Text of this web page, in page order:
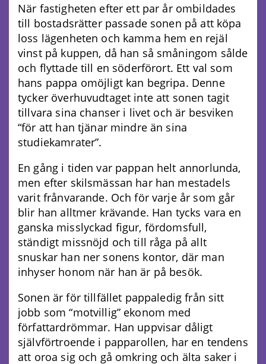
När fastigheten efter ett par år ombildades
till bostadsrätter passade sonen på att köpa
loss lägenheten och kamma hem en rejäl
vinst på kuppen, då han så småningom sålde
och flyttade till en söderförort. Ett val som
hans pappa omöjligt kan begripa. Denne
tycker överhuvudtaget inte att sonen tagit
tillvara sina chanser i livet och är besviken
“för att han tjänar mindre än sina
studiekamrater”.
En gång i tiden var pappan helt annorlunda,
men efter skilsmässan har han mestadels
varit frånvarande. Och för varje år som går
blir han alltmer krävande. Han tycks vara en
ganska misslyckad figur, fördomsfull,
ständigt missnöjd och till råga på allt
snuskar han ner sonens kontor, där man
inhyser honom när han är på besök.
Sonen är för tillfället pappaledig från sitt
jobb som “motvillig” ekonom med
författardrömmar. Han uppvisar dåligt
självförtroende i papparollen, har en tendens
att oroa sig och gå omkring och älta saker i